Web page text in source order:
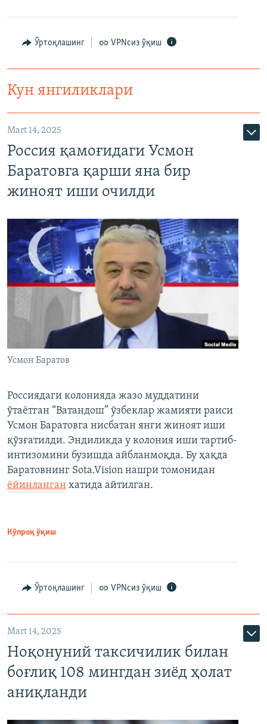
Ўртоқлашинг VPNсиз ўқиш
Кун янгиликлари
Mart 14, 2025
Россия қамоғидаги Усмон
Баратовга қарши яна бир
жиноят иши очилди
Усмон Баратов
Россиядаги колонияда жазо муддатини
ўтаётган “Ватандош” ўзбеклар жамияти раиси
Усмон Баратовга нисбатан янги жиноят иши
қўзғатилди. Эндиликда у колония иши тартиб-
интизомини бузишда айбланмоқда. Бу ҳақда
Баратовнинг Sota.Vision нашри томонидан
ёйинланган хатида айтилган.
Кўпроқ ўқиш
Ўртоқлашинг VPNсиз ўқиш
Mart 14, 2025
Ноқонуний таксичилик билан
боғлиқ 108 мингдан зиёд ҳолат
аниқланди